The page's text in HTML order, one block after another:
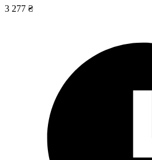
3 277 ₴